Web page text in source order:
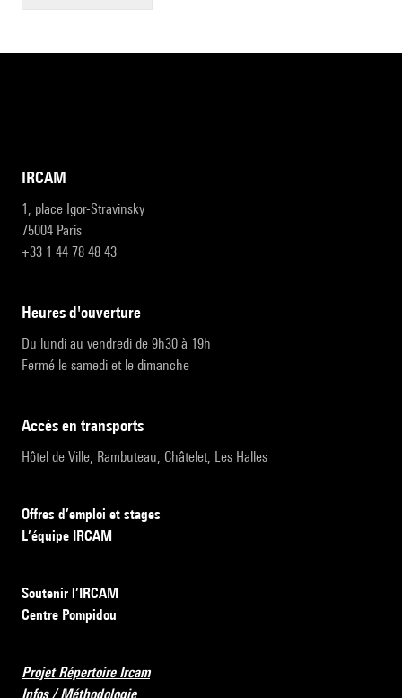
IRCAM
1, place Igor-Stravinsky
75004 Paris
+33 1 44 78 48 43
heures d'ouverture
Du lundi au vendredi de 9h30 à 19h
Fermé le samedi et le dimanche
accès en transports
Hôtel de Ville, Rambuteau, Châtelet, Les Halles
Offres d’emploi et stages
L’équipe IRCAM
Soutenir l’IRCAM
Centre Pompidou
Projet Répertoire Ircam
Infos / Méthodologie